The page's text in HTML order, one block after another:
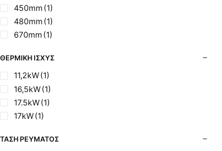
450mm (1)
480mm (1)
670mm (1)
ΘΕΡΜΙΚΉ ΙΣΧΎΣ
11,2kW(1)
16,5kW(1)
17.5kW(1)
17kW(1)
ΤΆΣΗ ΡΕΎΜΑΤΟΣ